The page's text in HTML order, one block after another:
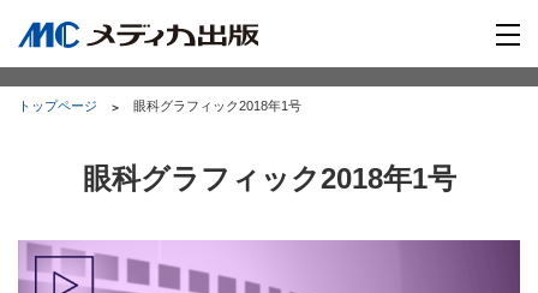
トップページ 眼科グラフィック2018年1号
眼科グラフィック2018年1号